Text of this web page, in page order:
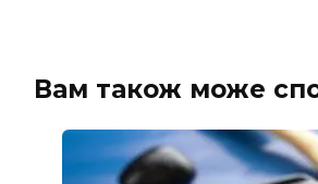
Вам також може